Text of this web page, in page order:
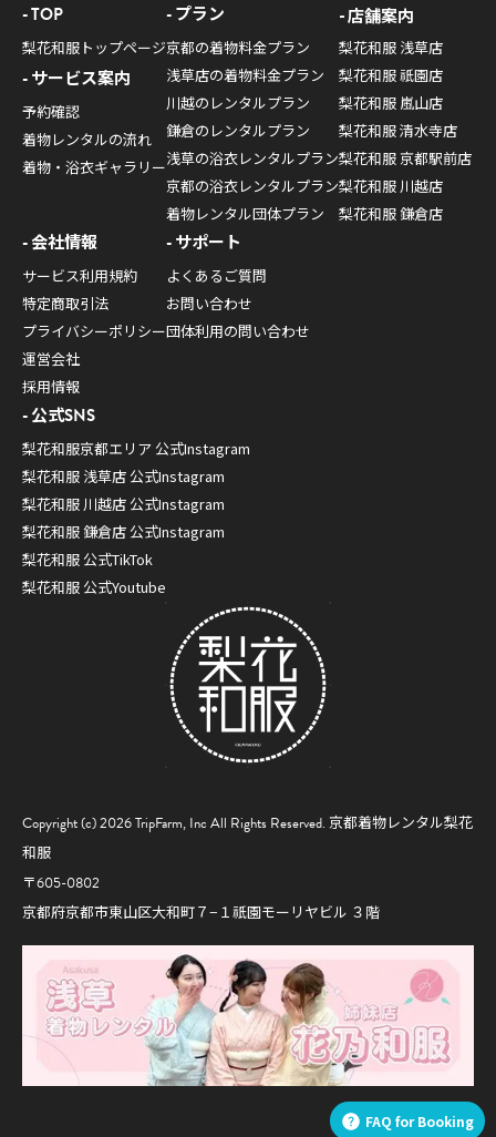
FAQ for Booking
Copyright (c) 2026 TripFarm, Inc All Rights Reserved. 京都着物レンタル梨花
和服
〒605-0802
京都府京都市東山区大和町７−１祇園モーリヤビル ３階
TOP
梨花和服トップページ
サービス案内
予約確認
着物レンタルの流れ
着物・浴衣ギャラリー
プラン
京都の着物料金プラン
浅草店の着物料金プラン
川越のレンタルプラン
鎌倉のレンタルプラン
浅草の浴衣レンタルプラン
京都の浴衣レンタルプラン
着物レンタル団体プラン
店舗案内
梨花和服 浅草店
梨花和服 祇園店
梨花和服 嵐山店
梨花和服 清水寺店
梨花和服 京都駅前店
梨花和服 川越店
梨花和服 鎌倉店
会社情報
サービス利用規約
特定商取引法
プライバシーポリシー
運営会社
採用情報
サポート
よくあるご質問
お問い合わせ
団体利用の問い合わせ
公式SNS
梨花和服京都エリア 公式Instagram
梨花和服 浅草店 公式Instagram
梨花和服 川越店 公式Instagram
梨花和服 鎌倉店 公式Instagram
梨花和服 公式TikTok
梨花和服 公式Youtube